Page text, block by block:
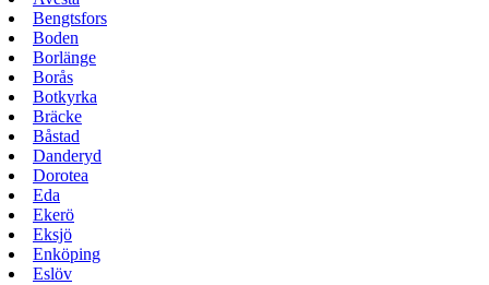
Bengtsfors
Boden
Borlänge
Borås
Botkyrka
Bräcke
Båstad
Danderyd
Dorotea
Eda
Ekerö
Eksjö
Enköping
Eslöv